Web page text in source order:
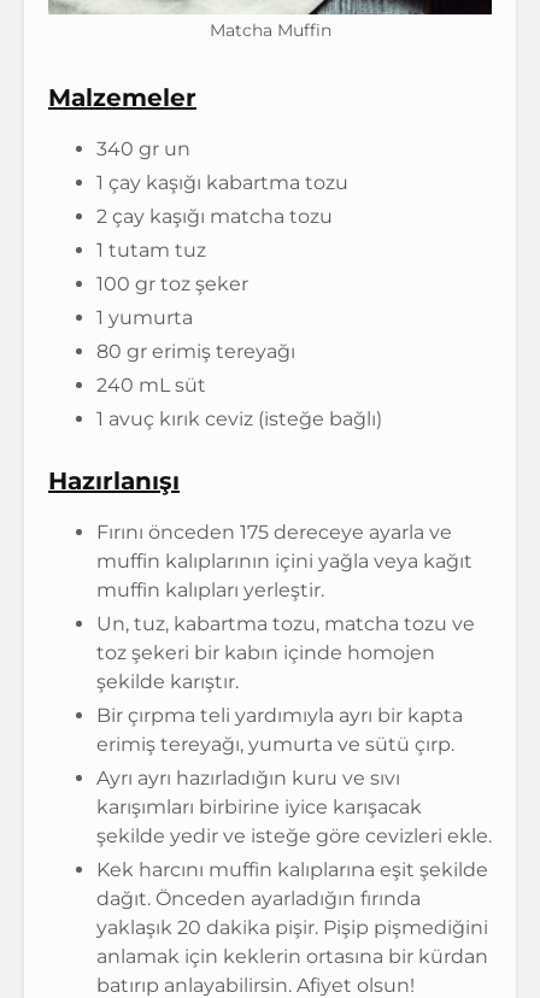
Matcha Muffin
Malzemeler
340 gr un
1 çay kaşığı kabartma tozu
2 çay kaşığı matcha tozu
1 tutam tuz
100 gr toz şeker
1 yumurta
80 gr erimiş tereyağı
240 mL süt
1 avuç kırık ceviz (isteğe bağlı)
Hazırlanışı
Fırını önceden 175 dereceye ayarla ve
muffin kalıplarının içini yağla veya kağıt
muffin kalıpları yerleştir.
Un, tuz, kabartma tozu, matcha tozu ve
toz şekeri bir kabın içinde homojen
şekilde karıştır.
Bir çırpma teli yardımıyla ayrı bir kapta
erimiş tereyağı, yumurta ve sütü çırp.
Ayrı ayrı hazırladığın kuru ve sıvı
karışımları birbirine iyice karışacak
şekilde yedir ve isteğe göre cevizleri ekle.
Kek harcını muffin kalıplarına eşit şekilde
dağıt. Önceden ayarladığın fırında
yaklaşık 20 dakika pişir. Pişip pişmediğini
anlamak için keklerin ortasına bir kürdan
batırıp anlayabilirsin. Afiyet olsun!